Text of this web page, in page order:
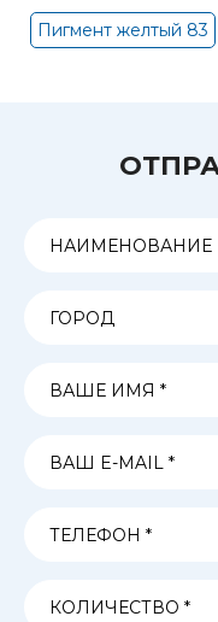
Пигмент желтый 83